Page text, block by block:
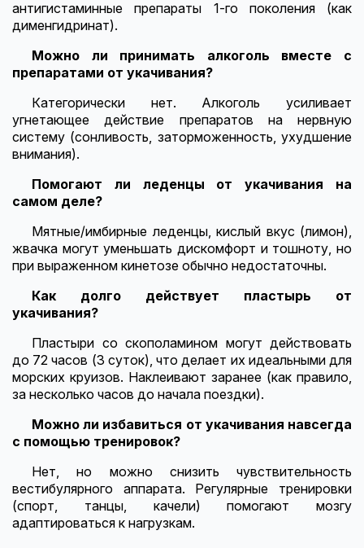
антигистаминные препараты 1-го поколения (как
дименгидринат).
Можно ли принимать алкоголь вместе с
препаратами от укачивания?
Категорически нет. Алкоголь усиливает
угнетающее действие препаратов на нервную
систему (сонливость, заторможенность, ухудшение
внимания).
Помогают ли леденцы от укачивания на
самом деле?
Мятные/имбирные леденцы, кислый вкус (лимон),
жвачка могут уменьшать дискомфорт и тошноту, но
при выраженном кинетозе обычно недостаточны.
Как долго действует пластырь от
укачивания?
Пластыри со скополамином могут действовать
до 72 часов (3 суток), что делает их идеальными для
морских круизов. Наклеивают заранее (как правило,
за несколько часов до начала поездки).
Можно ли избавиться от укачивания навсегда
с помощью тренировок?
Нет, но можно снизить чувствительность
вестибулярного аппарата. Регулярные тренировки
(спорт, танцы, качели) помогают мозгу
адаптироваться к нагрузкам.